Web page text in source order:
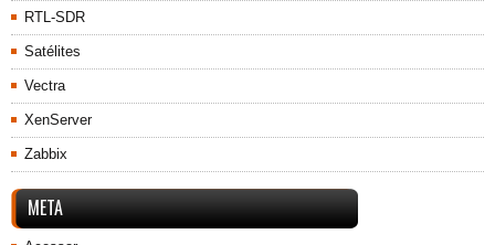
RTL-SDR
Satélites
Vectra
XenServer
Zabbix
META